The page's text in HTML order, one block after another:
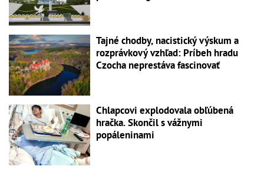
Tajné chodby, nacistický výskum a
rozprávkový vzhľad: Príbeh hradu
Czocha neprestáva fascinovať
Chlapcovi explodovala obľúbená
hračka. Skončil s vážnymi
popáleninami